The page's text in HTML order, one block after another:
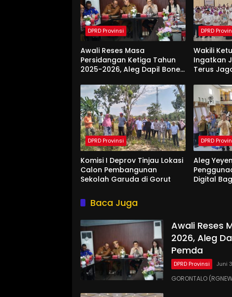
DPRD Provinsi
Awali Reses Masa
Persidangan Ketiga Tahun
2025-2026, Aleg Dapil Bone
Dari Pemda
DPRD
Wakili
Ingatkan
Terus
DPRD Provinsi
Komisi I Deprov Tinjau Lokasi
Calon Pembangunan
Sekolah Garuda di Gorut
DPRD
Aleg
Digital
Baca Juga
Awali Reses
2026, Aleg
Pemda
DPRD Provinsi Juni
GORONTALO